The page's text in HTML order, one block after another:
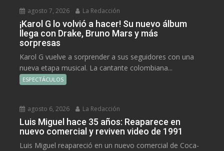
agosto 7, 2026 La Redacción
¡Karol G lo volvió a hacer! Su nuevo álbum
llega con Drake, Bruno Mars y más
sorpresas
Karol G vuelve a sorprender a sus seguidores con una
nueva etapa musical. La cantante colombiana...
ESPECTÁCULOS
agosto 6, 2026 La Redacción
Luis Miguel hace 35 años: Reaparece en
nuevo comercial y reviven video de 1991
Luis Miguel reapareció en un nuevo comercial de Coca-